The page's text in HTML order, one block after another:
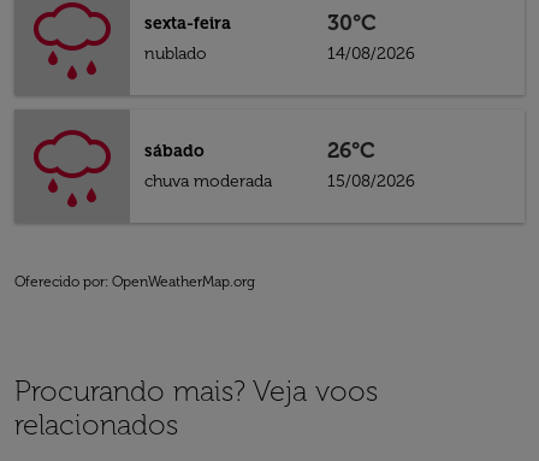
sexta-feira
nublado
30°C
14/08/2026
sábado
chuva moderada
26°C
15/08/2026
Oferecido por: OpenWeatherMap.org
Procurando mais? Veja voos
relacionados